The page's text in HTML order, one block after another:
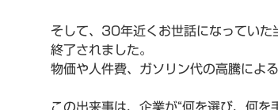
そして、30年近くお世話になっていた
終了されました。
物価や人件費、ガソリン代の高騰によ
この出来事は、企業が“何を選び、何